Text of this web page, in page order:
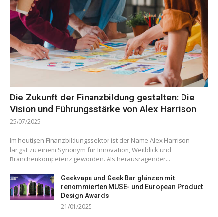
Die Zukunft der Finanzbildung gestalten: Die
Vision und Führungsstärke von Alex Harrison
25/07/2025
Im heutigen Finanzbildungssektor ist der Name Alex Harrison
längst zu einem Synonym für Innovation, Weitblick und
Branchenkompetenz geworden. Als herausragender...
Geekvape und Geek Bar glänzen mit
renommierten MUSE- und European Product
Design Awards
21/01/2025